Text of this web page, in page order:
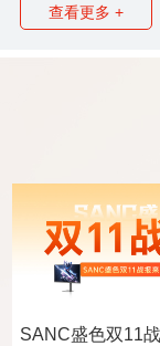
查看更多 +
SANC盛色双11